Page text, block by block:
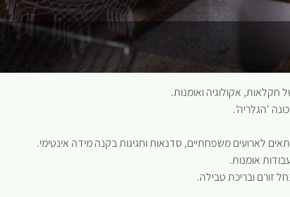
'הגלריה'.
לארועים משפחתיים, סדנאות וחגיגות בקנה מידה אינטימי.
אומנות.
זורם ובריכת טבילה.